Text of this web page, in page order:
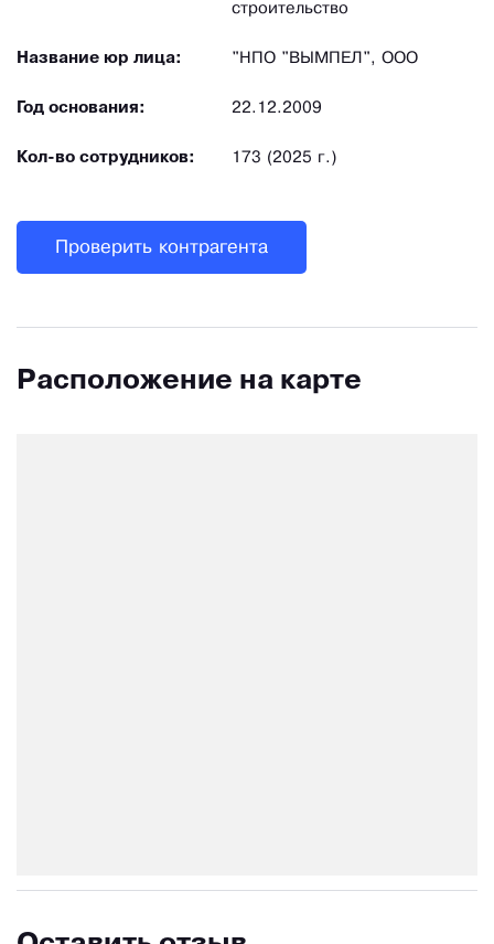
строительство
Название юр лица: "НПО "ВЫМПЕЛ", ООО
Год основания: 22.12.2009
Кол-во сотрудников: 173 (2025 г.)
Проверить контрагента
Расположение на карте